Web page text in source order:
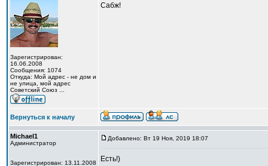
Зарегистрирован:
16.06.2008
Сообщения: 1074
Откуда: Мой адрес - не дом и
не улица, мой адрес
Советский Союз ...
Сабж!
Вернуться к началу
Michael1
Администратор
Зарегистрирован: 13.11.2008
Добавлено: Вт 19 Ноя, 2019 18:07
Есть!)